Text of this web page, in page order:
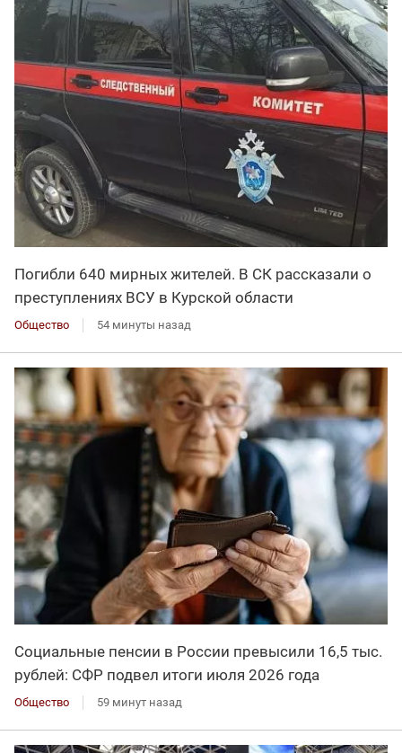
Погибли 640 мирных жителей. В СК рассказали о
преступлениях ВСУ в Курской области
Общество 54 минуты назад
Социальные пенсии в России превысили 16,5 тыс.
рублей: СФР подвел итоги июля 2026 года
Общество 59 минут назад